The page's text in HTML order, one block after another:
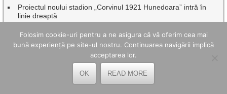
Proiectul noului stadion „Corvinul 1921 Hunedoara” intră în
linie dreaptă
,,Valeriu Butulescu” Petroșani, la 40 de ani de la trecerea sa în
eternitate
Studenții Universității din București au transformat practica de
vară într-un proiect cu impact în Geoparcul Internațional
UNESCO Țara Hațegului
Beneficiile utilizării unei creme BB în rutina zilnică de îngrijire a
Folosim cookie-uri pentru a ne asigura că vă oferim cea mai
bună experiență pe site-ul nostru. Continuarea navigării implică
acceptarea lor.
OK READ MORE